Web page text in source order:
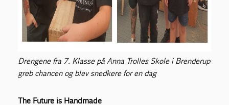
Drengene fra 7. Klasse på Anna Trolles Skole i Brenderup
greb chancen og blev snedkere for en dag
The Future is Handmade